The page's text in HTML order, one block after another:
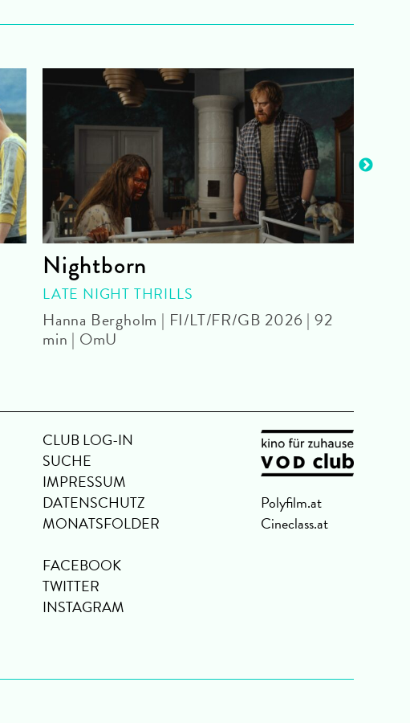
Nightborn
LATE NIGHT THRILLS
Hanna Bergholm | FI/LT/FR/GB 2026 | 92
min | OmU
CLUB LOG-IN
SUCHE
IMPRESSUM
DATENSCHUTZ
MONATSFOLDER
FACEBOOK
TWITTER
INSTAGRAM
Polyfilm.at
Cineclass.at